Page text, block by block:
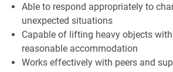
Able to respond appropriately to
unexpected situations
Capable of lifting heavy objects
reasonable accommodation
Works effectively with peers and